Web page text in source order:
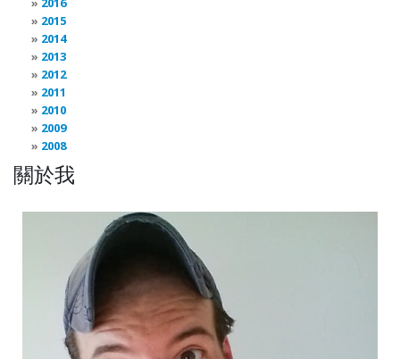
2015
2014
2013
2012
2011
2010
2009
2008
關於我